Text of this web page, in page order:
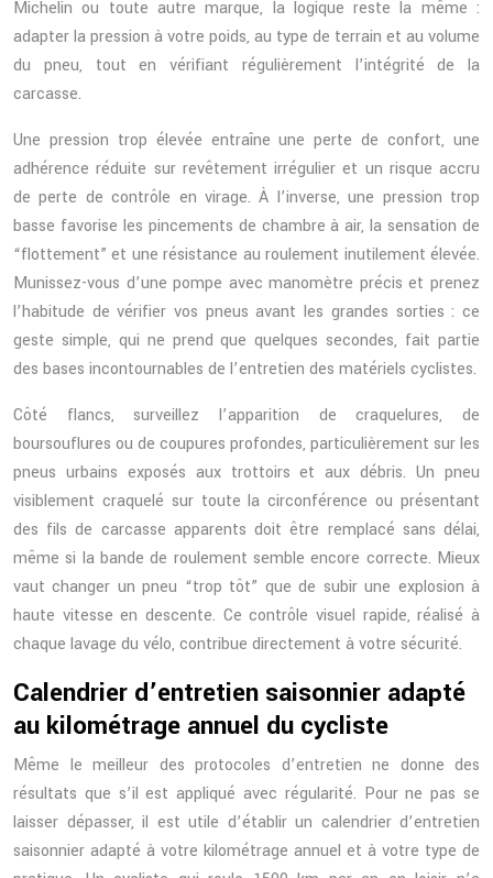
Michelin ou toute autre marque, la logique reste la même :
adapter la pression à votre poids, au type de terrain et au volume
du pneu, tout en vérifiant régulièrement l’intégrité de la
carcasse.
Une pression trop élevée entraîne une perte de confort, une
adhérence réduite sur revêtement irrégulier et un risque accru
de perte de contrôle en virage. À l’inverse, une pression trop
basse favorise les pincements de chambre à air, la sensation de
“flottement” et une résistance au roulement inutilement élevée.
Munissez-vous d’une pompe avec manomètre précis et prenez
l’habitude de vérifier vos pneus avant les grandes sorties : ce
geste simple, qui ne prend que quelques secondes, fait partie
des bases incontournables de l’entretien des matériels cyclistes.
Côté flancs, surveillez l’apparition de craquelures, de
boursouflures ou de coupures profondes, particulièrement sur les
pneus urbains exposés aux trottoirs et aux débris. Un pneu
visiblement craquelé sur toute la circonférence ou présentant
des fils de carcasse apparents doit être remplacé sans délai,
même si la bande de roulement semble encore correcte. Mieux
vaut changer un pneu “trop tôt” que de subir une explosion à
haute vitesse en descente. Ce contrôle visuel rapide, réalisé à
chaque lavage du vélo, contribue directement à votre sécurité.
Calendrier d’entretien saisonnier adapté
au kilométrage annuel du cycliste
Même le meilleur des protocoles d’entretien ne donne des
résultats que s’il est appliqué avec régularité. Pour ne pas se
laisser dépasser, il est utile d’établir un calendrier d’entretien
saisonnier adapté à votre kilométrage annuel et à votre type de